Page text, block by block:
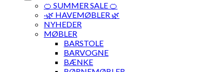
🍊 SUMMER SALE 🍊
·🌿 HAVEMØBLER 🌿
NYHEDER
MØBLER
BARSTOLE
BARVOGNE
BÆNKE